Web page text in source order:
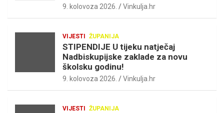
9. kolovoza 2026. Vinkulja.hr
VIJESTI ŽUPANIJA
STIPENDIJE U tijeku natječaj
Nadbiskupijske zaklade za novu
školsku godinu!
9. kolovoza 2026. Vinkulja.hr
VIJESTI ŽUPANIJA